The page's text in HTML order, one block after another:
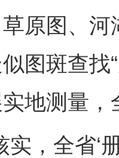
原图、
图斑查找
地测量，
全省‘册